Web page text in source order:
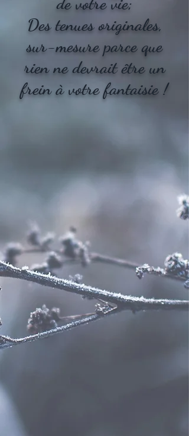
Des tenues originales,
sur-mesure parce que
rien ne devrait être un
frein à votre fantaisie !